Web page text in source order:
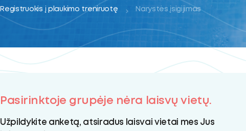
Registruokis į plaukimo treniruotę Narystės įsigijimas
Pasirinktoje grupėje nėra laisvų vietų.
Užpildykite anketą, atsiradus laisvai vietai mes Jus